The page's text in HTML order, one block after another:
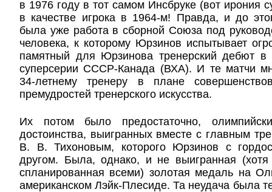
в 1976 году в тот самом Инсбруке (вот ирония
в качестве игрока в 1964-м! Правда, и до
была уже работа в сборной Союза под
человека, к которому Юрзинов испытывает
памятный для Юрзинова тренерский дебют в
суперсерии СССР-Канада (ВХА). И те матчи
34-летнему тренеру в плане
премудростей тренерского искусства.
Их потом было предостаточно,
достоинства, выигранных вместе с главным
В. В. Тихоновым, которого Юрзинов с
другом. Была, однако, и не выигранная
спланированная всеми) золотая медаль на
американском Лэйк-Плесиде. Та неудача была